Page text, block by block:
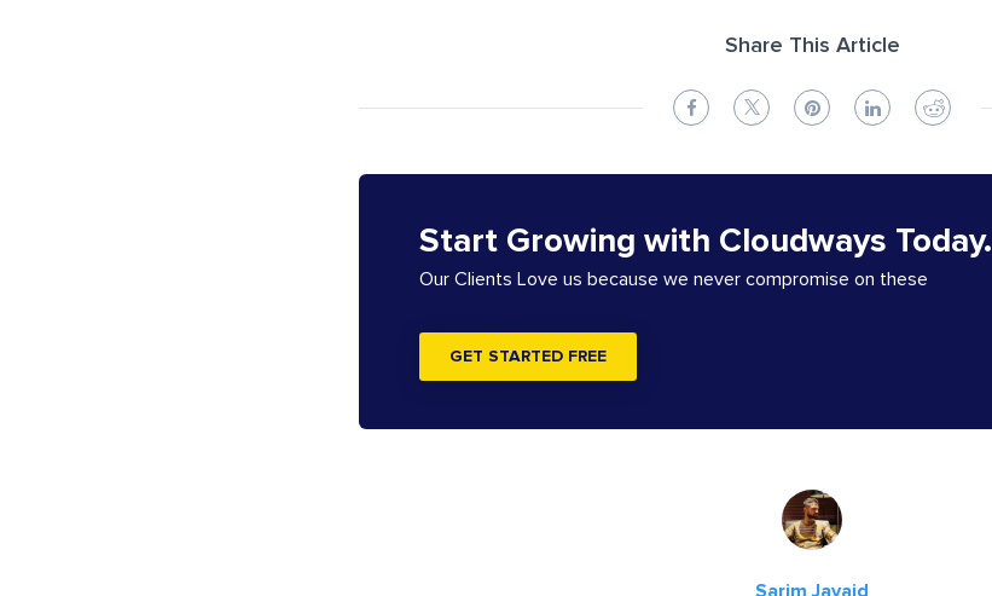
Share This Article
Start Growing with Cloudways Today.
Our Clients Love us because we never compromise on these
GET STARTED FREE
Sarim Javaid